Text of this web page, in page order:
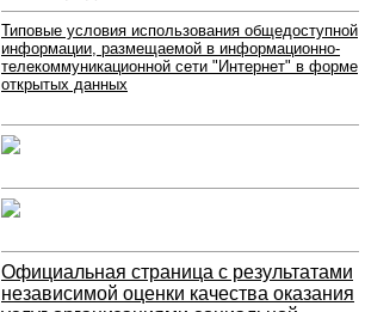
Типовые условия использования общедоступной
информации, размещаемой в информационно-
телекоммуникационной сети "Интернет" в форме
открытых данных
Официальная страница с результатами
независимой оценки качества оказания